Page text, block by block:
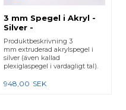
3 mm Spegel i Akryl -
Silver -
Måttbeställning
Produktbeskrivning 3
mm extruderad akrylspegel i
silver (även kallad
plexiglaspegel i vardagligt tal).
948,00 SEK